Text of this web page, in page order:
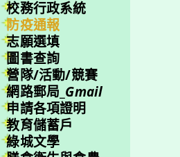
校務行政系統
防疫通報
志願選填
圖書查詢
營隊/活動/競賽
網路郵局_ Gmail
申請各項證明
教育儲蓄戶
綠城文學